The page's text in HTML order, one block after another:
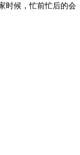
时候，忙前忙后的会